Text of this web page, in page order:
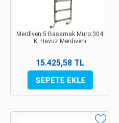
Merdiven 5 Basamak Muro 304
K, Havuz Merdiveni
15.425,58 TL